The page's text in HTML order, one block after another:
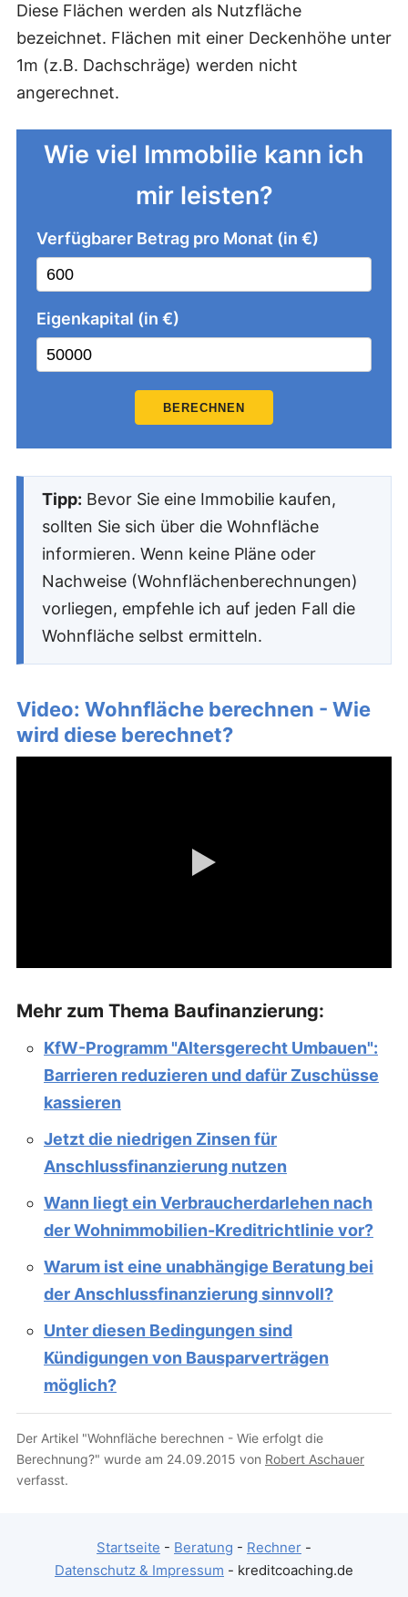
Diese Flächen werden als Nutzfläche
bezeichnet. Flächen mit einer Deckenhöhe unter
1m (z.B. Dachschräge) werden nicht
angerechnet.
Wie viel Immobilie kann ich
mir leisten?
Verfügbarer Betrag pro Monat (in €)
Eigenkapital (in €)
BERECHNEN
Tipp: Bevor Sie eine Immobilie kaufen,
sollten Sie sich über die Wohnfläche
informieren. Wenn keine Pläne oder
Nachweise (Wohnflächenberechnungen)
vorliegen, empfehle ich auf jeden Fall die
Wohnfläche selbst ermitteln.
Video: Wohnfläche berechnen - Wie
wird diese berechnet?
Mehr zum Thema Baufinanzierung:
KfW-Programm "Altersgerecht Umbauen":
Barrieren reduzieren und dafür Zuschüsse
kassieren
Jetzt die niedrigen Zinsen für
Anschlussfinanzierung nutzen
Wann liegt ein Verbraucherdarlehen nach
der Wohnimmobilien-Kreditrichtlinie vor?
Warum ist eine unabhängige Beratung bei
der Anschlussfinanzierung sinnvoll?
Unter diesen Bedingungen sind
Kündigungen von Bausparverträgen
möglich?
Der Artikel "Wohnfläche berechnen - Wie erfolgt die
Berechnung?" wurde am 24.09.2015 von Robert Aschauer
verfasst.
Startseite - Beratung - Rechner -
Datenschutz & Impressum - kreditcoaching.de